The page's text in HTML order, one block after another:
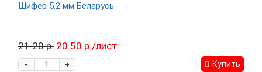
Шифер 5.2 мм Беларусь
21.20 р. 20.50 р./лист
+
- Купить